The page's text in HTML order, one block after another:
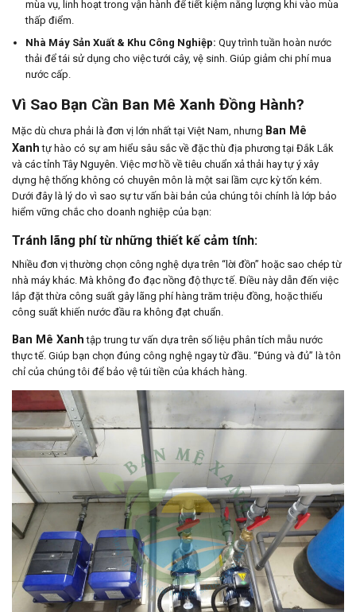
mùa vụ, linh hoạt trong vận hành để tiết kiệm năng lượng khi vào mùa
thấp điểm.
Nhà Máy Sản Xuất & Khu Công Nghiệp: Quy trình tuần hoàn nước
thải để tái sử dụng cho việc tưới cây, vệ sinh. Giúp giảm chi phí mua
nước cấp.
Vì Sao Bạn Cần Ban Mê Xanh Đồng Hành?
Mặc dù chưa phải là đơn vị lớn nhất tại Việt Nam, nhưng Ban Mê
Xanh tự hào có sự am hiểu sâu sắc về đặc thù địa phương tại Đắk Lắk
và các tỉnh Tây Nguyên. Việc mơ hồ về tiêu chuẩn xả thải hay tự ý xây
dựng hệ thống không có chuyên môn là một sai lầm cực kỳ tốn kém.
Dưới đây là lý do vì sao sự tư vấn bài bản của chúng tôi chính là lớp bảo
hiểm vững chắc cho doanh nghiệp của bạn:
Tránh lãng phí từ những thiết kế cảm tính:
Nhiều đơn vị thường chọn công nghệ dựa trên “lời đồn” hoặc sao chép từ
nhà máy khác. Mà không đo đạc nồng độ thực tế. Điều này dẫn đến việc
lắp đặt thừa công suất gây lãng phí hàng trăm triệu đồng, hoặc thiếu
công suất khiến nước đầu ra không đạt chuẩn.
Ban Mê Xanh tập trung tư vấn dựa trên số liệu phân tích mẫu nước
thực tế. Giúp bạn chọn đúng công nghệ ngay từ đầu. “Đúng và đủ” là tôn
chỉ của chúng tôi để bảo vệ túi tiền của khách hàng.